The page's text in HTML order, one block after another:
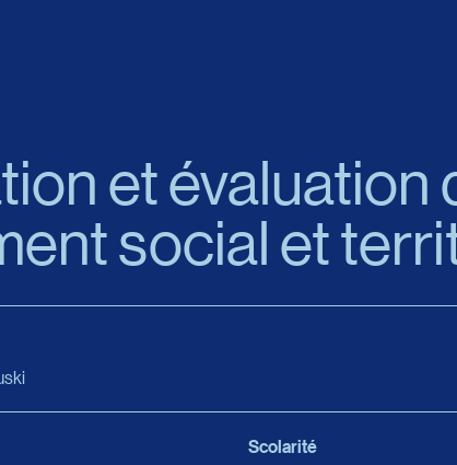
et évaluation
social et
Scolarité